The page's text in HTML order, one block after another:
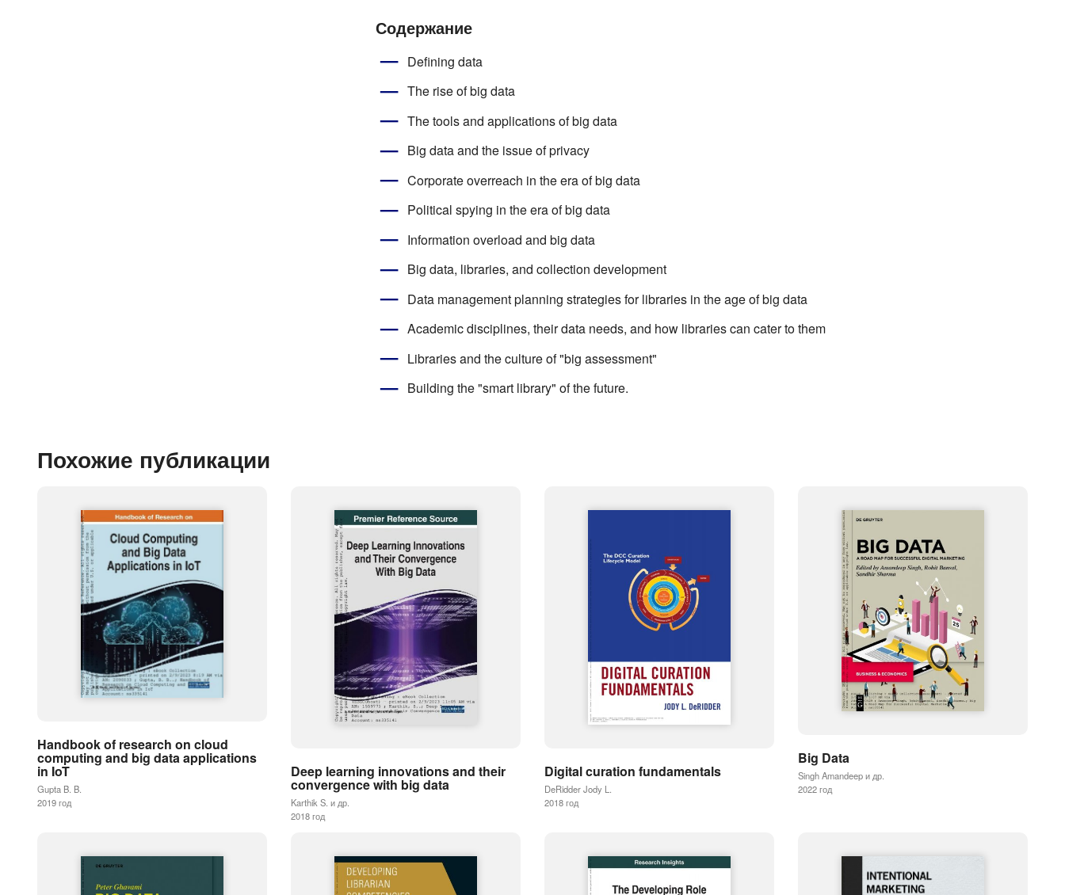
Содержание
Defining data
The rise of big data
The tools and applications of big data
Big data and the issue of privacy
Corporate overreach in the era of big data
Political spying in the era of big data
Information overload and big data
Big data, libraries, and collection development
Data management planning strategies for libraries in the age of big data
Academic disciplines, their data needs, and how libraries can cater to them
Libraries and the culture of "big assessment"
Building the "smart library" of the future.
Похожие публикации
Handbook of research on cloud
computing and big data applications
in IoT
Gupta B. B.
2019 год
Deep learning innovations and their
convergence with big data
Karthik S. и др.
2018 год
Digital curation fundamentals
DeRidder Jody L.
2018 год
Big Data
Singh Amandeep и др.
2022 год